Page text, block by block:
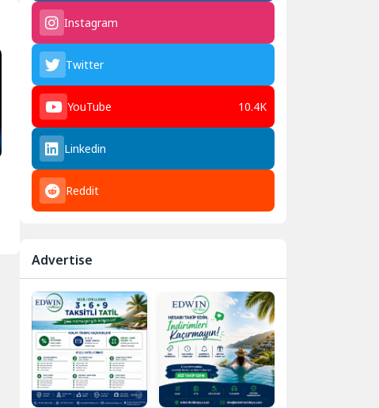
Instagram
Twitter
YouTube 10.4K
Linkedin
Reddit
Advertise